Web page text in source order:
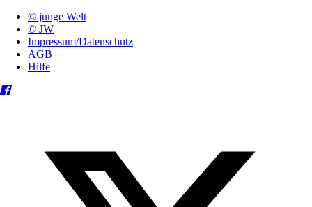
© junge Welt
© JW
Impressum/Datenschutz
AGB
Hilfe